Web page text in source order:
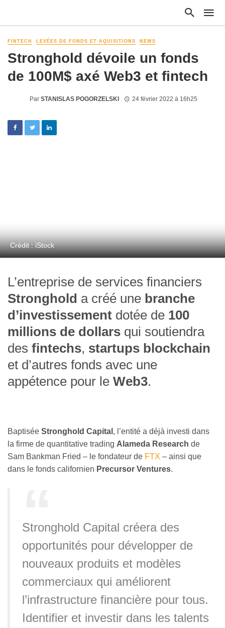
FINTECH LEVÉES DE FONDS ET AQUISITIONS NEWS
Stronghold dévoile un fonds
de 100M$ axé Web3 et fintech
Par STANISLAS POGORZELSKI 24 février 2022 à 16h25
Crédit : iStock
L’entreprise de services financiers
Stronghold a créé une branche
d’investissement dotée de 100
millions de dollars qui soutiendra
des fintechs, startups blockchain
et d’autres fonds avec une
appétence pour le Web3.
Baptisée Stronghold Capital , l’entité a déjà investi dans
la firme de quantitative trading Alameda Research de
Sam Bankman Fried – le fondateur de FTX – ainsi que
dans le fonds californien Precursor Ventures.
Stronghold Capital créera des
opportunités pour développer de
nouveaux produits et modèles
commerciaux qui améliorent
l’infrastructure financière pour tous.
Identifier et investir dans les talents